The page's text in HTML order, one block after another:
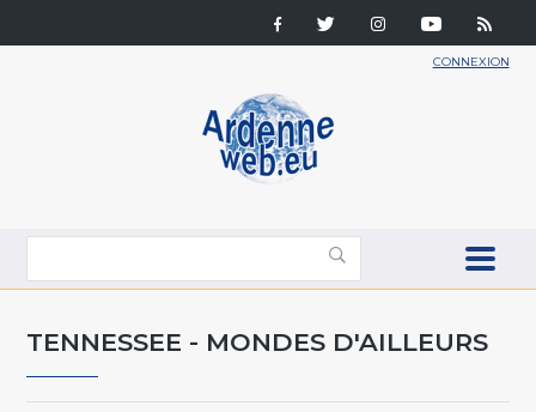
CONNEXION
TENNESSEE - MONDES D'AILLEURS